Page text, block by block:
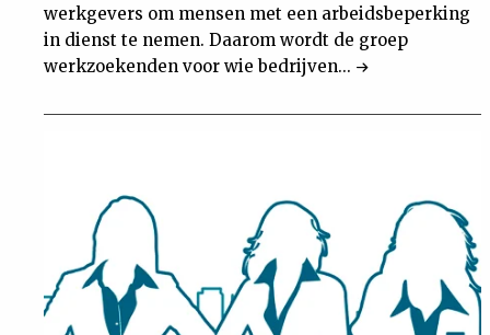
werkgevers om mensen met een arbeidsbeperking
in dienst te nemen. Daarom wordt de groep
werkzoekenden voor wie bedrijven...